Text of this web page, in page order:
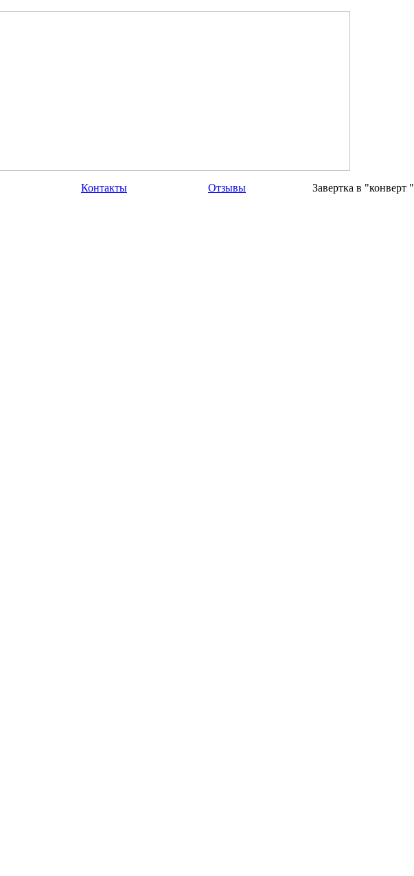
Контакты Отзывы Завертка в "конверт "